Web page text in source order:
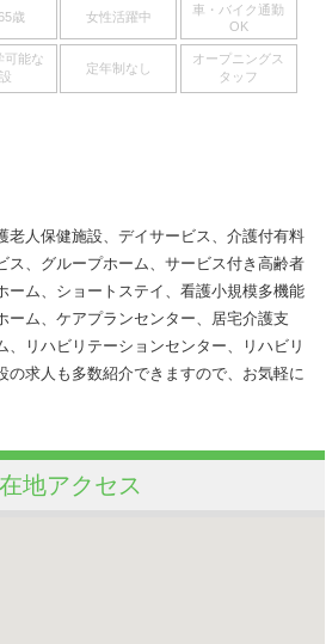
歳 女性活躍中
車・バイク通勤
OK
可能な
定年制なし
オープニングス
タッフ
老人保健施設、デイサービス、介護付有料
ス、グループホーム、サービス付き高齢者
ーム、ショートステイ、看護小規模多機能
ーム、ケアプランセンター、居宅介護支
、リハビリテーションセンター、リハビリ
の求人も多数紹介できますので、お気軽に
地アクセス